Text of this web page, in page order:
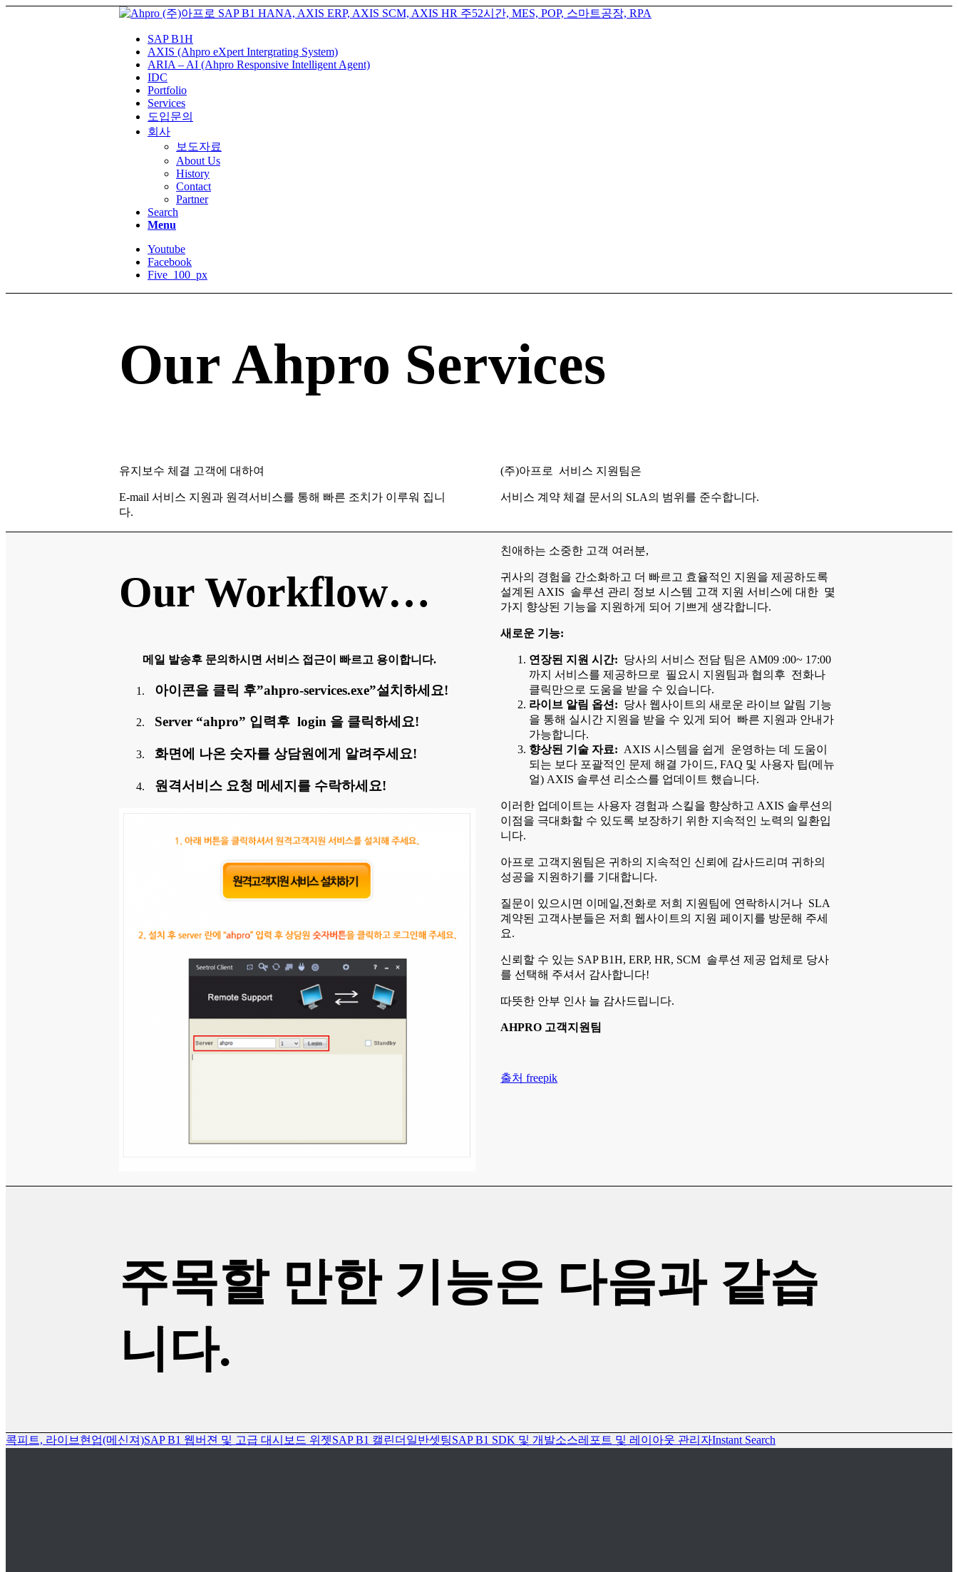
SAP B1H
AXIS (Ahpro eXpert Intergrating System)
ARIA – AI (Ahpro Responsive Intelligent Agent)
IDC
Portfolio
Services
도입문의
회사
보도자료
About Us
History
Contact
Partner
Search
Menu
Youtube
Facebook
Five_100_px
Our Ahpro Services
유지보수 체결 고객에 대하여
E-mail 서비스 지원과 원격서비스를 통해 빠른 조치가 이루워 집니
다.
(주)아프로 서비스 지원팀은
서비스 계약 체결 문서의 SLA의 범위를 준수합니다.
Our Workflow…
메일 발송후 문의하시면 서비스 접근이 빠르고 용이합니다.
아이콘을 클릭 후”ahpro-services.exe”설치하세요!
Server “ahpro” 입력후 login 을 클릭하세요!
화면에 나온 숫자를 상담원에게 알려주세요!
원격서비스 요청 메세지를 수락하세요!
친애하는 소중한 고객 여러분,
귀사의 경험을 간소화하고 더 빠르고 효율적인 지원을 제공하도록
설계된 AXIS 솔루션 관리 정보 시스템 고객 지원 서비스에 대한 몇
가지 향상된 기능을 지원하게 되어 기쁘게 생각합니다.
새로운 기능:
연장된 지원 시간: 당사의 서비스 전담 팀은 AM09 :00~ 17:00
까지 서비스를 제공하므로 필요시 지원팀과 협의후 전화나
클릭만으로 도움을 받을 수 있습니다.
라이브 알림 옵션: 당사 웹사이트의 새로운 라이브 알림 기능
을 통해 실시간 지원을 받을 수 있게 되어 빠른 지원과 안내가
가능합니다.
향상된 기술 자료: AXIS 시스템을 쉽게 운영하는 데 도움이
되는 보다 포괄적인 문제 해결 가이드, FAQ 및 사용자 팁(메뉴
얼) AXIS 솔루션 리소스를 업데이트 했습니다.
이러한 업데이트는 사용자 경험과 스킬을 향상하고 AXIS 솔루션의
이점을 극대화할 수 있도록 보장하기 위한 지속적인 노력의 일환입
니다.
아프로 고객지원팀은 귀하의 지속적인 신뢰에 감사드리며 귀하의
성공을 지원하기를 기대합니다.
질문이 있으시면 이메일,전화로 저희 지원팀에 연락하시거나 SLA
계약된 고객사분들은 저희 웹사이트의 지원 페이지를 방문해 주세
요.
신뢰할 수 있는 SAP B1H, ERP, HR, SCM 솔루션 제공 업체로 당사
를 선택해 주셔서 감사합니다!
따뜻한 안부 인사 늘 감사드립니다.
AHPRO 고객지원팀
출처 freepik
주목할 만한 기능은 다음과 같습
니다.
콕피트, 라이브현업(메신져)SAP B1 웹버젼 및 고급 대시보드 위젯SAP B1 캘린더 일반셋팅SAP B1 SDK 및 개발소스레포트 및 레이아웃 관리자Instant Search